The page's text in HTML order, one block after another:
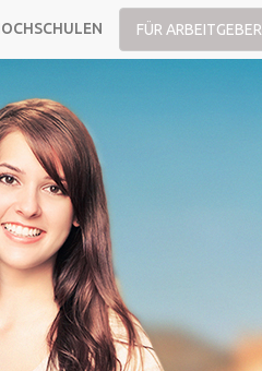
FÜR ARBEITGEBER